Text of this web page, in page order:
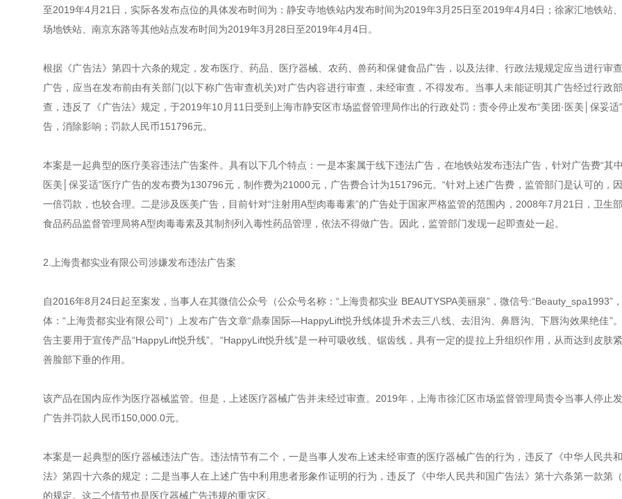
至2019年4月21日，实际各发布点位的具体发布时间为：静安寺地铁站内发布时间为2019年3月25日至2019年4月4日；徐家汇地铁站
场地铁站、南京东路等其他站点发布时间为2019年3月28日至2019年4月4日。
根据《广告法》第四十六条的规定，发布医疗、药品、医疗器械、农药、兽药和保健食品广告，以及法律、行政法规规定应当进行审
广告，应当在发布前由有关部门(以下称广告审查机关)对广告内容进行审查，未经审查，不得发布。当事人未能证明其广告经过行政
查，违反了《广告法》规定，于2019年10月11日受到上海市静安区市场监督管理局作出的行政处罚：责令停止发布“美团·医美│保妥适
告，消除影响；罚款人民币151796元。
本案是一起典型的医疗美容违法广告案件。具有以下几个特点：一是本案属于线下违法广告，在地铁站发布违法广告，针对广告费“其
医美│保妥适”医疗广告的发布费为130796元，制作费为21000元，广告费合计为151796元。“针对上述广告费，监管部门是认可的，
一倍罚款，也较合理。二是涉及医美广告，目前针对“注射用A型肉毒毒素”的广告处于国家严格监管的范围内，2008年7月21日，卫生
食品药品监督管理局将A型肉毒毒素及其制剂列入毒性药品管理，依法不得做广告。因此，监管部门发现一起即查处一起。
2.上海贵都实业有限公司涉嫌发布违法广告案
自2016年8月24日起至案发，当事人在其微信公众号（公众号名称：“上海贵都实业 BEAUTYSPA美丽泉”，微信号:“Beauty_spa1993”
体：“上海贵都实业有限公司”）上发布广告文章“鼎泰国际—HappyLift悦升线体提升术去三八线、去泪沟、鼻唇沟、下唇沟效果绝佳”
告主要用于宣传产品“HappyLift悦升线”。“HappyLift悦升线”是一种可吸收线、锯齿线，具有一定的提拉上升组织作用，从而达到皮肤
善脸部下垂的作用。
该产品在国内应作为医疗器械监管。但是，上述医疗器械广告并未经过审查。2019年，上海市徐汇区市场监督管理局责令当事人停止
广告并罚款人民币150,000.0元。
本案是一起典型的医疗器械违法广告。违法情节有二个，一是当事人发布上述未经审查的医疗器械广告的行为，违反了《中华人民共
法》第四十六条的规定；二是当事人在上述广告中利用患者形象作证明的行为，违反了《中华人民共和国广告法》第十六条第一款第
的规定。这二个情节也是医疗器械广告违规的重灾区。